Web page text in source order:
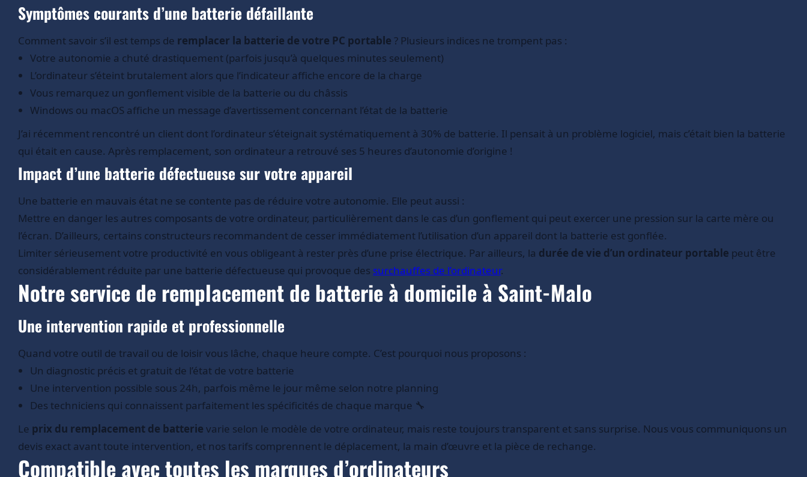
Symptômes courants d’une batterie défaillante
Comment savoir s’il est temps de remplacer la batterie de votre PC portable ? Plusieurs indices ne trompent pas :
Votre autonomie a chuté drastiquement (parfois jusqu’à quelques minutes seulement)
L’ordinateur s’éteint brutalement alors que l’indicateur affiche encore de la charge
Vous remarquez un gonflement visible de la batterie ou du châssis
Windows ou macOS affiche un message d’avertissement concernant l’état de la batterie
J’ai récemment rencontré un client dont l’ordinateur s’éteignait systématiquement à 30% de batterie. Il pensait à un problème logiciel, mais c’était bien la batterie
qui était en cause. Après remplacement, son ordinateur a retrouvé ses 5 heures d’autonomie d’origine !
Impact d’une batterie défectueuse sur votre appareil
Une batterie en mauvais état ne se contente pas de réduire votre autonomie. Elle peut aussi :
Mettre en danger les autres composants de votre ordinateur, particulièrement dans le cas d’un gonflement qui peut exercer une pression sur la carte mère ou
l’écran. D’ailleurs, certains constructeurs recommandent de cesser immédiatement l’utilisation d’un appareil dont la batterie est gonflée.
Limiter sérieusement votre productivité en vous obligeant à rester près d’une prise électrique. Par ailleurs, la durée de vie d’un ordinateur portable peut être
considérablement réduite par une batterie défectueuse qui provoque des surchauffes de l’ordinateur.
Notre service de remplacement de batterie à domicile à Saint-Malo
Une intervention rapide et professionnelle
Quand votre outil de travail ou de loisir vous lâche, chaque heure compte. C’est pourquoi nous proposons :
Un diagnostic précis et gratuit de l’état de votre batterie
Une intervention possible sous 24h, parfois même le jour même selon notre planning
Des techniciens qui connaissent parfaitement les spécificités de chaque marque 🔧
Le prix du remplacement de batterie varie selon le modèle de votre ordinateur, mais reste toujours transparent et sans surprise. Nous vous communiquons un
devis exact avant toute intervention, et nos tarifs comprennent le déplacement, la main d’œuvre et la pièce de rechange.
Compatible avec toutes les marques d’ordinateurs